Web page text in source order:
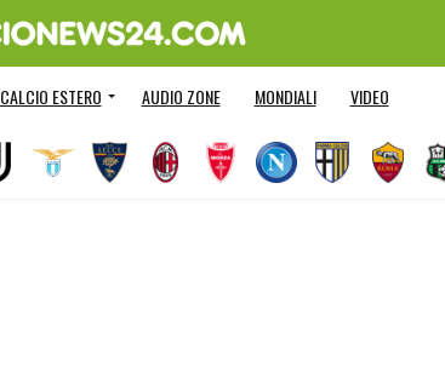
CALCIO ESTERO AUDIO ZONE MONDIALI VIDEO